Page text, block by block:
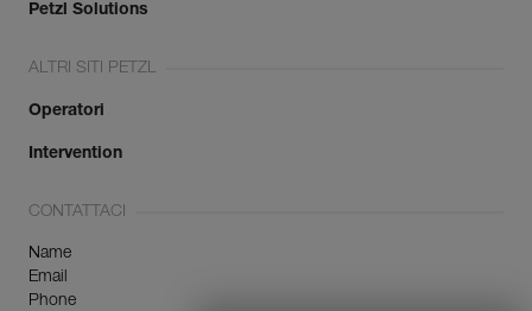
Petzl Solutions
ALTRI SITI PETZL
Operatori
Intervention
CONTATTACI
Name
Email
Phone